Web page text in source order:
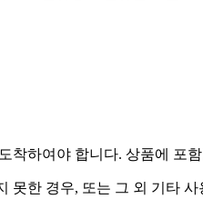
하여야 합니다. 상품에 포
한 경우, 또는 그 외 기타